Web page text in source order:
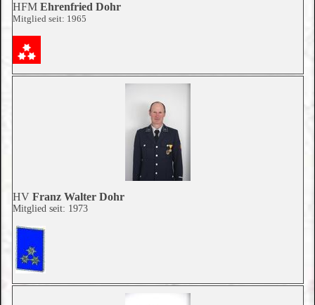
HFM Ehrenfried Dohr
Mitglied seit: 1965
HV Franz Walter Dohr
Mitglied seit: 1973